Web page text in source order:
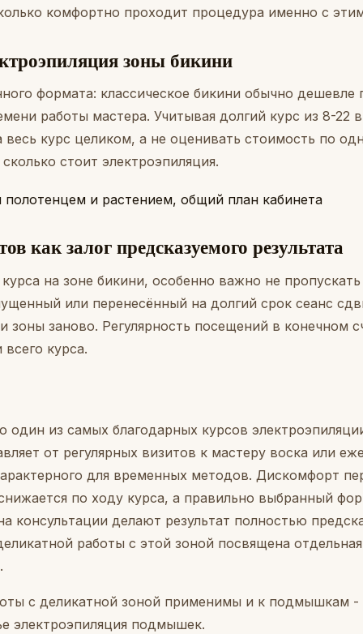
комфортно проходит процедура именно с
зоны бикини
формата: классическое бикини обычно дешевле
работы мастера. Учитывая долгий курс из 8-22
курс целиком, а не оценивать стоимость по
сколько стоит электроэпиляция.
как залог предсказуемого результата
на зоне бикини, особенно важно не
или перенесённый на долгий срок сеанс
зоны заново. Регулярность посещений в конечном
курса.
один из самых благодарных курсов
от регулярных визитов к мастеру воска или
для временных методов. Дискомфорт
по ходу курса, а правильно выбранный
консультации делают результат полностью
работы с этой зоной посвящена
.
с деликатной зоной применимы и к подмышкам -
электроэпиляция подмышек.